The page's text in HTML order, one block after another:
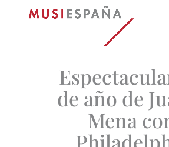
de año de
Mena